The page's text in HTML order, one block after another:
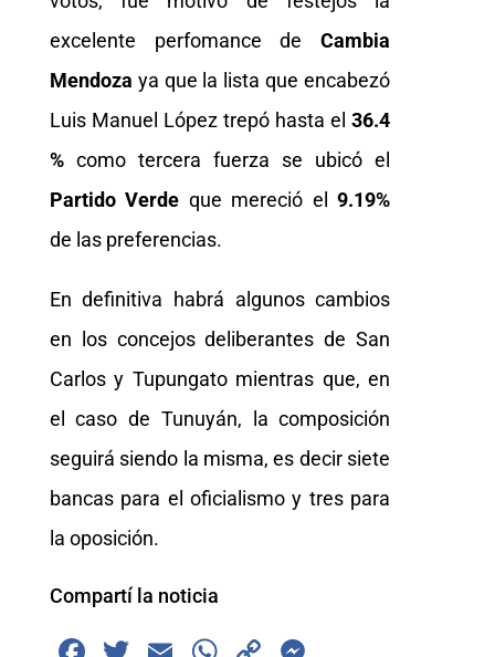
excelente perfomance deCambia
Mendoza ya que la lista que encabezó
Luis Manuel López trepó hasta el36.4
%como tercera fuerza se ubicó el
Partido Verde que mereció el9.19%
de las preferencias.
En definitiva habrá algunos cambios
en los concejos deliberantes de San
Carlos y Tupungato mientras que, en
el caso de Tunuyán, la composición
seguirá siendo la misma, es decir siete
bancas para el oficialismo y tres para
la oposición.
Compartí la noticia